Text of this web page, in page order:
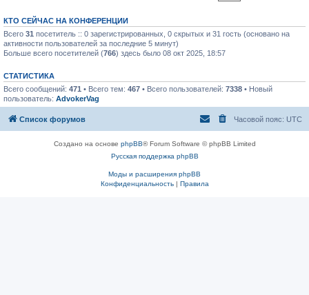
КТО СЕЙЧАС НА КОНФЕРЕНЦИИ
Всего 31 посетитель :: 0 зарегистрированных, 0 скрытых и 31 гость (основано на
активности пользователей за последние 5 минут)
Больше всего посетителей (766) здесь было 08 окт 2025, 18:57
СТАТИСТИКА
Всего сообщений: 471 • Всего тем: 467 • Всего пользователей: 7338 • Новый
пользователь: AdvokerVag
Список форумов Часовой пояс: UTC
Создано на основе phpBB® Forum Software © phpBB Limited
Русская поддержка phpBB
Моды и расширения phpBB
Конфиденциальность| Правила